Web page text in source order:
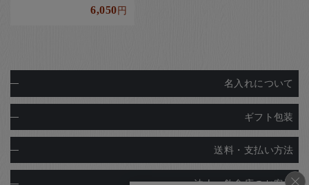
6,050円
名入れについて
ギフト包装
送料・支払い方法